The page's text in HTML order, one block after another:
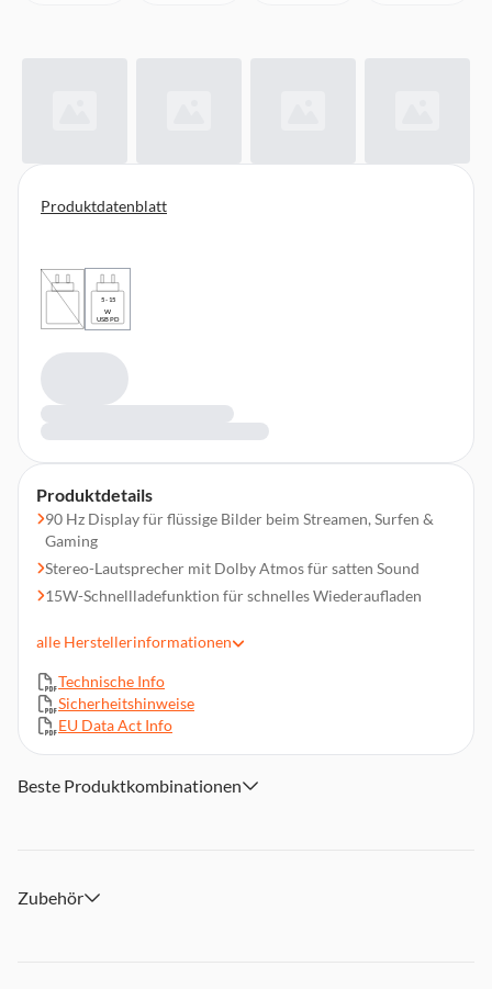
Produktdetails
90 Hz Display für flüssige Bilder beim Streamen, Surfen &
Gaming
Stereo-Lautsprecher mit Dolby Atmos für satten Sound
15W-Schnellladefunktion für schnelles Wiederaufladen
Samsung Notes für einfaches Erstellen & Organisieren von
Notizen
Nahtlose Integration ins Samsung Galaxy Ecosystem
Großes Display als Upgrade vom Smartphone-Format
Lange Akkulaufzeit für stundenlanges Entertainment
unterwegs
alle Herstellerinformationen
Technische Info
Sicherheitshinweise
EU Data Act Info
Produktdatenblatt
5 - 15
W
USB PD
Beste Produktkombinationen
Zubehör